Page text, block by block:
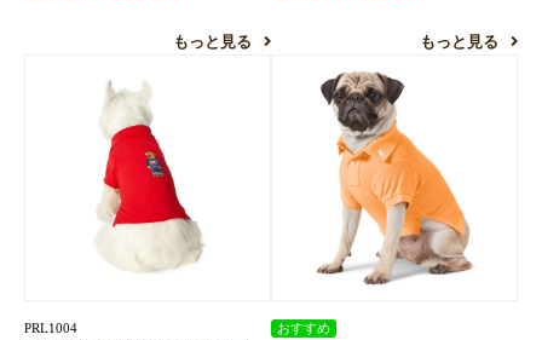
もっと見る もっと見る
PRL1004 おすすめ